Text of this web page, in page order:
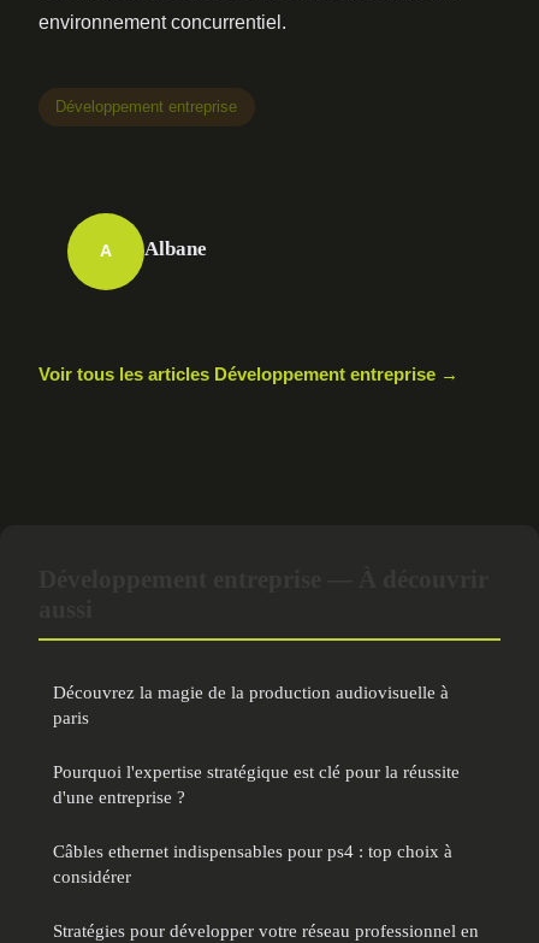
environnement concurrentiel.
Développement entreprise
A Albane
Voir tous les articles Développement entreprise →
Découvrez la magie de la production audiovisuelle à
paris
Pourquoi l'expertise stratégique est clé pour la réussite
d'une entreprise ?
Câbles ethernet indispensables pour ps4 : top choix à
considérer
Stratégies pour développer votre réseau professionnel en